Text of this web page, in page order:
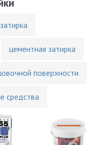
цементная затирка
поверхности
средства